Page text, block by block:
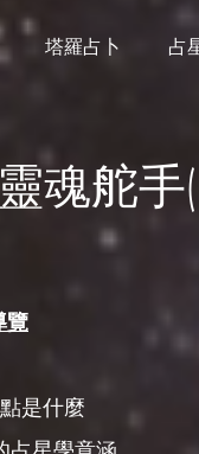
塔羅占卜 占
魂舵手
覽
是什麼